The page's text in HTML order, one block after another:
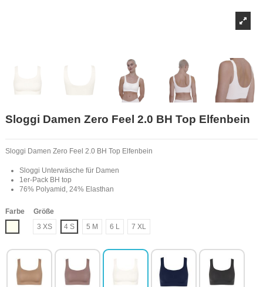
Sloggi Damen Zero Feel 2.0 BH Top Elfenbein
Sloggi Damen Zero Feel 2.0 BH Top Elfenbein
Sloggi Unterwäsche für Damen
1er-Pack BH top
76% Polyamid, 24% Elasthan
Farbe
Elfenbeinfarbe
Größe
3 XS
4 S 5 M 6 L 7 XL